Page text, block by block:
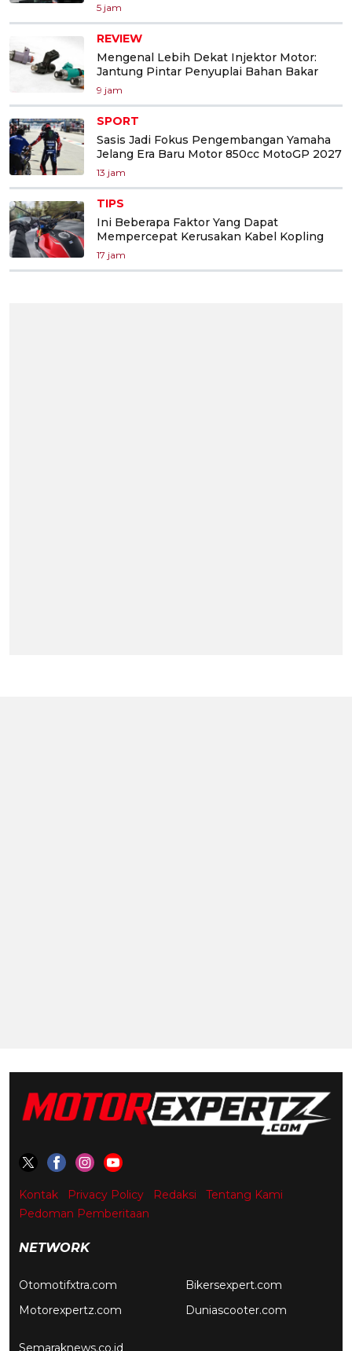
5 jam
REVIEW
Mengenal Lebih Dekat Injektor Motor:
Jantung Pintar Penyuplai Bahan Bakar
9 jam
SPORT
Sasis Jadi Fokus Pengembangan Yamaha
Jelang Era Baru Motor 850cc MotoGP 2027
13 jam
TIPS
Ini Beberapa Faktor Yang Dapat
Mempercepat Kerusakan Kabel Kopling
17 jam
Kontak Privacy Policy Redaksi
Tentang Kami
Pedoman Pemberitaan
NETWORK
Otomotifxtra.com
Motorexpertz.com
Bikersexpert.com
Duniascooter.com
Semaraknews.co.id